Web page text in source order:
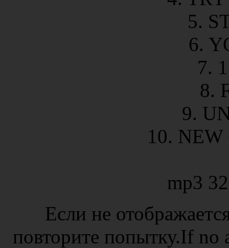
5.
6.
7.
8.
9.
10.
mp3
Если не
повторите попытку.If